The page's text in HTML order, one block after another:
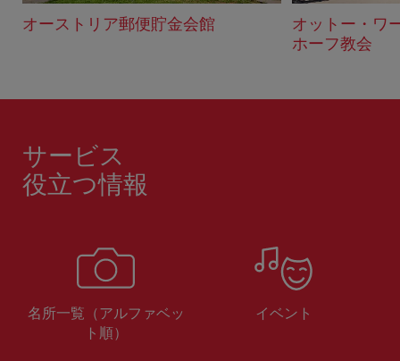
オーストリア郵便貯金会館
オットー・ワ
ホーフ教会
サービス
役立つ情報
名所一覧（アルファベッ
ト順）
イベント